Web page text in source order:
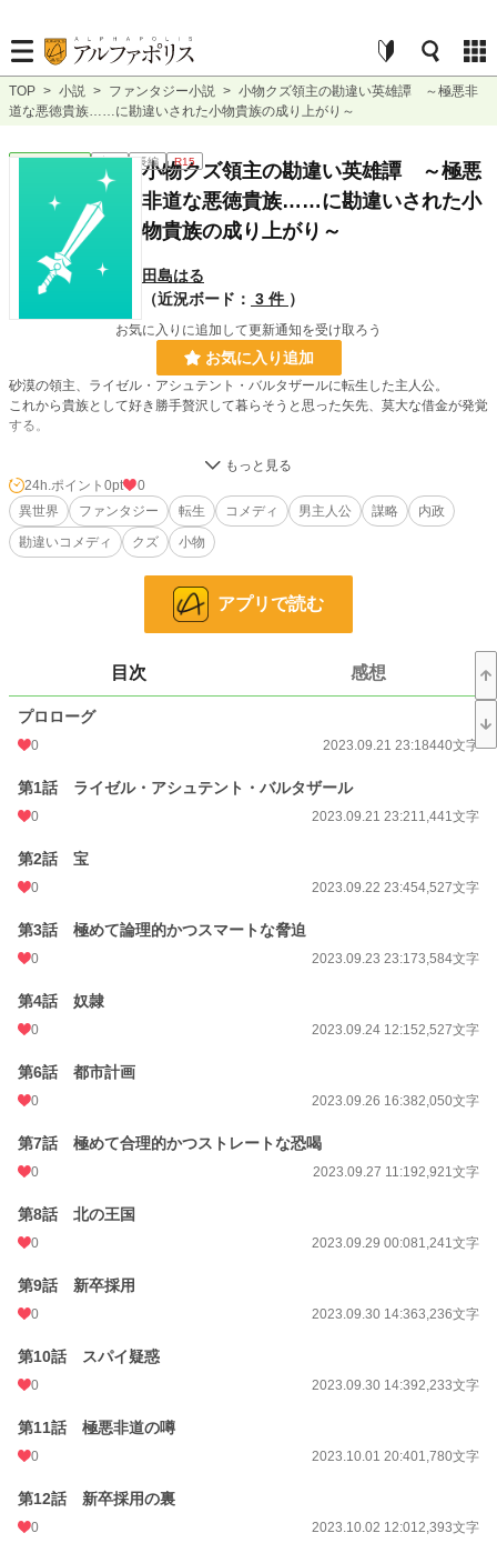
TOP > 小説 > ファンタジー小説 > 小物クズ領主の勘違い英雄譚 ～極悪非
道な悪徳貴族……に勘違いされた小物貴族の成り上がり～
ファンタジー 完結 長編 R15
小物クズ領主の勘違い英雄譚 ～極悪
非道な悪徳貴族……に勘違いされた小
物貴族の成り上がり～
田島はる
（近況ボード： 3 件 ）
お気に入りに追加して更新通知を受け取ろう
お気に入り追加
砂漠の領主、ライゼル・アシュテント・バルタザールに転生した主人公。
これから貴族として好き勝手贅沢して暮らそうと思った矢先、莫大な借金が発覚
する。
借金を返済するべく領地の改革を進めるも、保身のためについた嘘で図らずも尊
敬を集め、またある時は勘違いで極悪非道な悪徳貴族として認識されてしまう。
勘違いが勘違いを呼び、味方からは名君と称えられ、敵からは極悪非道な悪徳貴
族と畏怖されてしまうのだった。
228,834 位 / 228,834 件
53,329 位 / 53,329 件
24h.ポイント
文字数
更新日時 2023.11.18 12:29
初回公開日時
初回完結日時
累計ポイント
24h.ポイント 0pt
0
異世界
ファンタジー 転生 コメディ 男主人公 謀略
内政
勘違いコメディ
クズ 小物
アプリで読む
目次 感想
プロローグ
0 2023.09.21 23:18440文字
第1話 ライゼル・アシュテント・バルタザール
0 2023.09.21 23:211,441文字
第2話 宝
0 2023.09.22 23:454,527文字
第3話 極めて論理的かつスマートな脅迫
0 2023.09.23 23:173,584文字
第4話 奴隷
0 2023.09.24 12:152,527文字
第6話 都市計画
0 2023.09.26 16:382,050文字
第7話 極めて合理的かつストレートな恐喝
0 2023.09.27 11:192,921文字
第8話 北の王国
0 2023.09.29 00:081,241文字
第9話 新卒採用
0 2023.09.30 14:363,236文字
第10話 スパイ疑惑
0 2023.09.30 14:392,233文字
第11話 極悪非道の噂
0 2023.10.01 20:401,780文字
第12話 新卒採用の裏
0 2023.10.02 12:012,393文字